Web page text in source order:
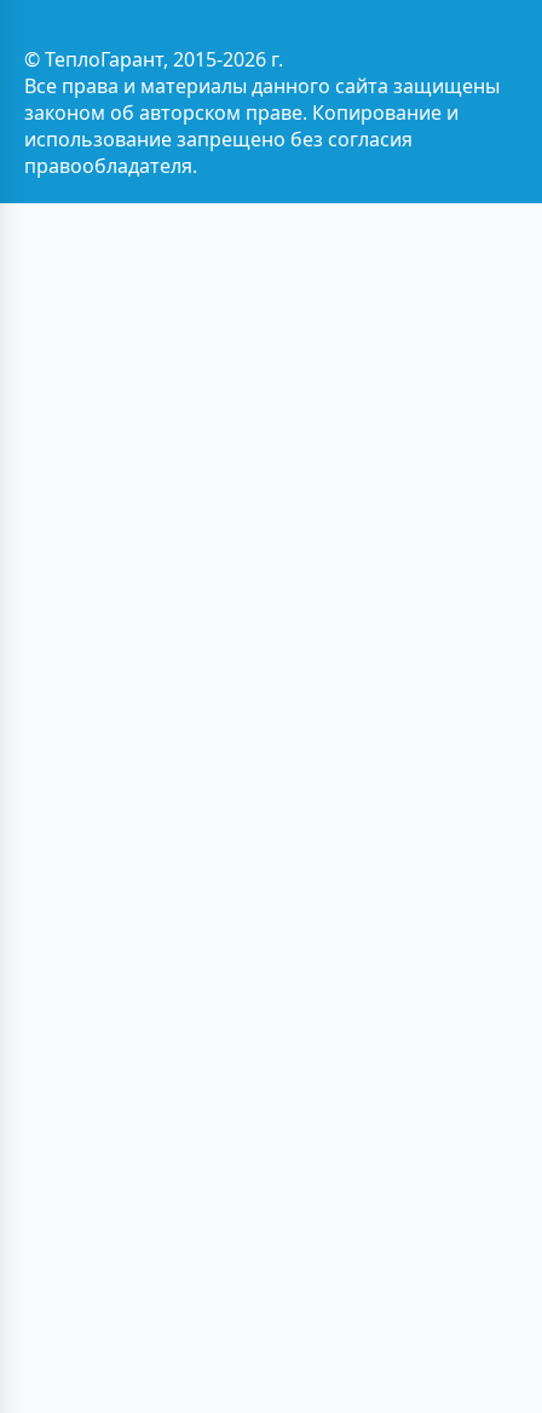
© ТеплоГарант, 2015-2026 г.
Все права и материалы данного сайта защищены
законом об авторском праве. Копирование и
использование запрещено без согласия
правообладателя.